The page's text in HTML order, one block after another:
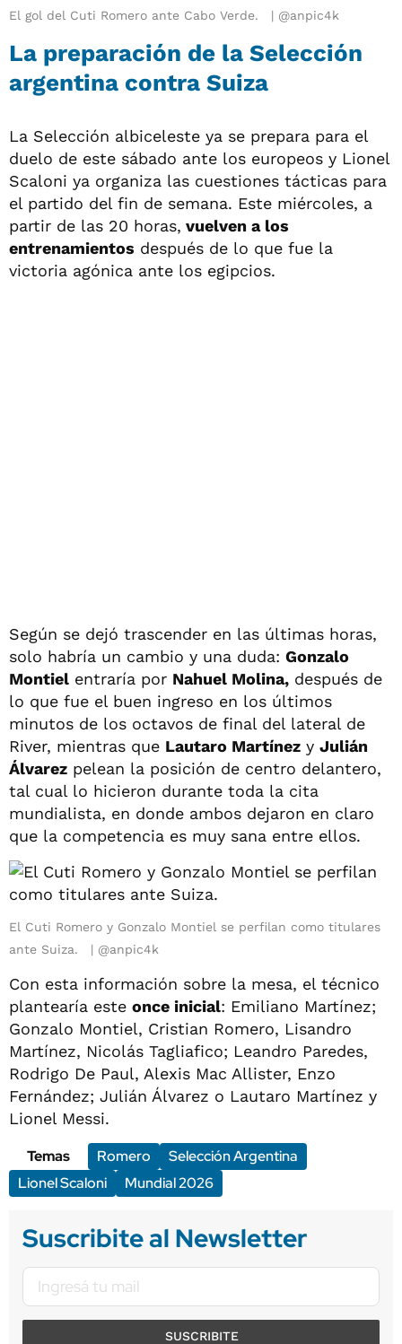
El gol del Cuti Romero ante Cabo Verde. @anpic4k
La preparación de la Selección
argentina contra Suiza
La Selección albiceleste ya se prepara para el
duelo de este sábado ante los europeos y Lionel
Scaloni ya organiza las cuestiones tácticas para
el partido del fin de semana. Este miércoles, a
partir de las 20 horas, vuelven a los
entrenamientos después de lo que fue la
victoria agónica ante los egipcios.
Según se dejó trascender en las últimas horas,
solo habría un cambio y una duda: Gonzalo
Montiel entraría por Nahuel Molina, después de
lo que fue el buen ingreso en los últimos
minutos de los octavos de final del lateral de
River, mientras que Lautaro Martínez y Julián
Álvarez pelean la posición de centro delantero,
tal cual lo hicieron durante toda la cita
mundialista, en donde ambos dejaron en claro
que la competencia es muy sana entre ellos.
El Cuti Romero y Gonzalo Montiel se perfilan como titulares
ante Suiza.
@anpic4k
Con esta información sobre la mesa, el técnico
plantearía este once inicial: Emiliano Martínez;
Gonzalo Montiel, Cristian Romero, Lisandro
Martínez, Nicolás Tagliafico; Leandro Paredes,
Rodrigo De Paul, Alexis Mac Allister, Enzo
Fernández; Julián Álvarez o Lautaro Martínez y
Lionel Messi.
Temas
Romero
Selección Argentina
Lionel Scaloni
Mundial 2026
Suscribite al Newsletter
SUSCRIBITE